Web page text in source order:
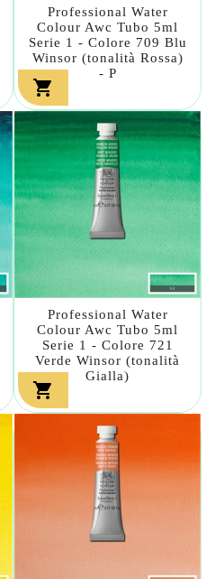
Professional Water
Colour Awc Tubo 5ml
Serie 1 - Colore 709 Blu
Winsor (tonalità Rossa)
- P

Professional Water
Colour Awc Tubo 5ml
Serie 1 - Colore 721
Verde Winsor (tonalità
Gialla)
